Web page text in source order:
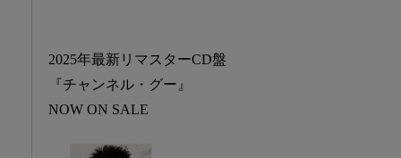
2025年最新リマスターCD盤
『チャンネル・グー』
NOW ON SALE